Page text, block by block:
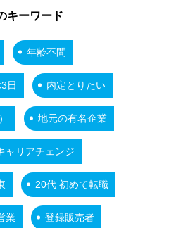
キーワード
年齢不問
日 内定とりたい
地元の有名企業
ャリアチェンジ
20代 初めて転職
業 登録販売者